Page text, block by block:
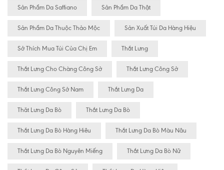
Sản Phẩm Da Saffiano Sản Phẩm Da Thật
Sản Phẩm Da Thuộc Thảo Mộc Sản Xuất Túi Da Hàng Hiệu
Sở Thích Mua Túi Của Chị Em Thắt Lưng
Thắt Lưng Cho Chàng Công Sở Thắt Lưng Công Sở
Thắt Lưng Công Sở Nam Thắt Lưng Da
Thăt Lưng Da Bò Thắt Lưng Da Bò
Thắt Lưng Da Bò Hàng Hiêu Thắt Lưng Da Bò Màu Nâu
Thắt Lưng Da Bò Nguyên Miếng Thắt Lưng Da Bò Nữ